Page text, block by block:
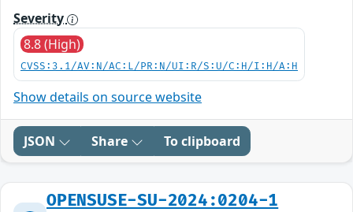
Severity
8.8 (High)
CVSS:3.1/AV:N/AC:L/PR:N/UI:R/S:U/C:H/I:H/A:H
Show details on source website
JSON Share To clipboard
OPENSUSE-SU-2024:0204-1